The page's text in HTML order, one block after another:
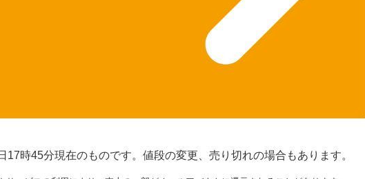
時45分現在のものです。値段の変更、売り切れの場合もあります。